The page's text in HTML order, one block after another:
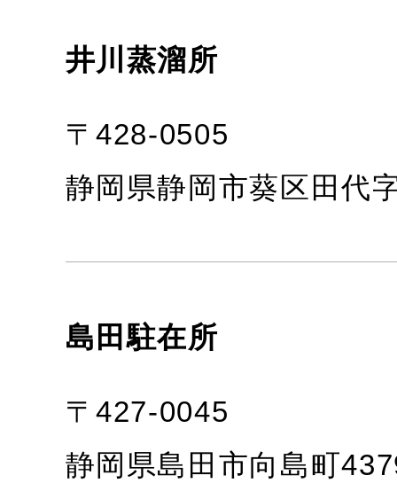
井川蒸溜所
〒428-0505
静岡県静岡市葵区田代
島田駐在所
〒427-0045
静岡県島田市向島町